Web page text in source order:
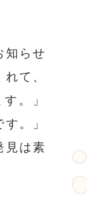
知らせ
て、
。」
。」
見は素